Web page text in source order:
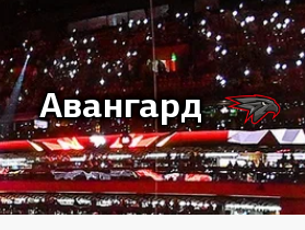
Авангард